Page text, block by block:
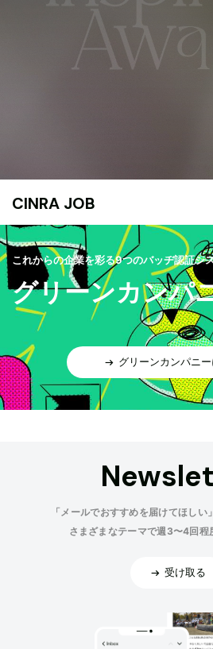
CINRA JOB
これからの企業を彩る9つのバッヂ認証シ
グリーンカンパ
グリーンカンパニ
「メールでおすすめを届けてほしい
さまざまなテーマで週3〜4回程
受け取る